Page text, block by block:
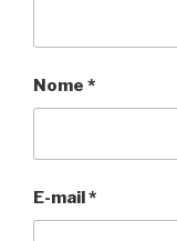
Nome *
E-mail*